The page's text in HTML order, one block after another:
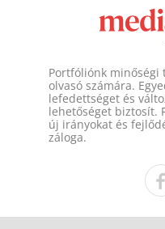
Portfóliónk
olvasó számára.
lefedettséget és
lehetőséget biztosít.
új irányokat és
záloga.